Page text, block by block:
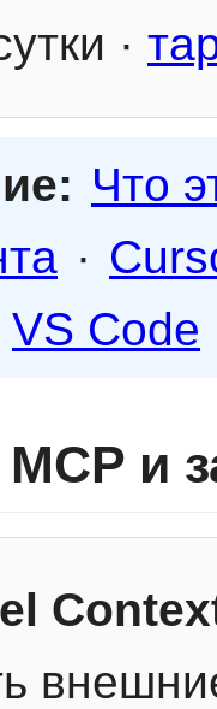
·
Что
·
VS Code
и